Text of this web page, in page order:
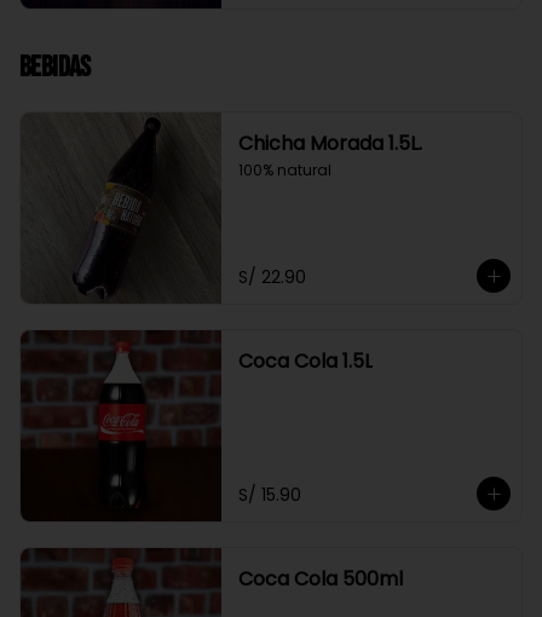
Bebidas
Chicha Morada 1.5L.
100% natural
S/ 22.90
Coca Cola 1.5L
S/ 15.90
Coca Cola 500ml